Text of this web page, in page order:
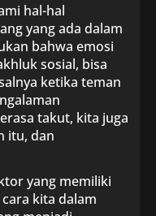
hal-hal
yang ada dalam
bahwa emosi
sosial, bisa
ketika teman
takut, kita juga
itu, dan
yang memiliki
kita dalam